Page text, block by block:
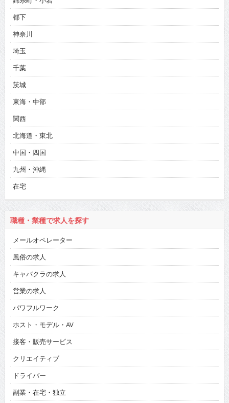
都下
神奈川
埼玉
千葉
茨城
東海・中部
関西
北海道・東北
中国・四国
九州・沖縄
在宅
職種・業種で求人を探す
メールオペレーター
風俗の求人
キャバクラの求人
営業の求人
パワフルワーク
ホスト・モデル・AV
接客・販売サービス
クリエイティブ
ドライバー
副業・在宅・独立